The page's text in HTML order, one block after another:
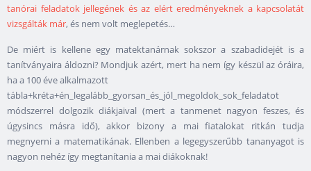
tanórai feladatok jellegének és az elért eredményeknek a kapcsolatát
vizsgálták már, és nem volt meglepetés…
De miért is kellene egy matektanárnak sokszor a szabadidejét is a
tanítványaira áldozni? Mondjuk azért, mert ha nem így készül az óráira,
ha a 100 éve alkalmazott
tábla+kréta+én_legalább_gyorsan_és_jól_megoldok_sok_feladatot
módszerrel dolgozik diákjaival (mert a tanmenet nagyon feszes, és
úgysincs másra idő), akkor bizony a mai fiatalokat ritkán tudja
megnyerni a matematikának. Ellenben a legegyszerűbb tananyagot is
nagyon nehéz így megtanítania a mai diákoknak!